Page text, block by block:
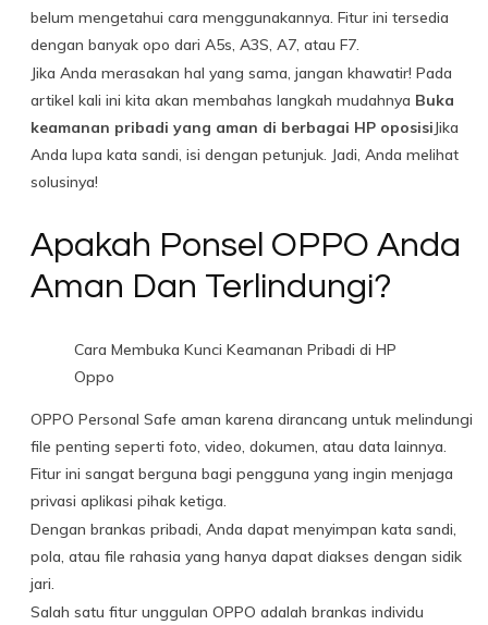
belum mengetahui cara menggunakannya. Fitur ini tersedia
dengan banyak opo dari A5s, A3S, A7, atau F7.
Jika Anda merasakan hal yang sama, jangan khawatir! Pada
artikel kali ini kita akan membahas langkah mudahnya Buka
keamanan pribadi yang aman di berbagai HP oposisiJika
Anda lupa kata sandi, isi dengan petunjuk. Jadi, Anda melihat
solusinya!
Apakah Ponsel OPPO Anda
Aman Dan Terlindungi?
Cara Membuka Kunci Keamanan Pribadi di HP
Oppo
OPPO Personal Safe aman karena dirancang untuk melindungi
file penting seperti foto, video, dokumen, atau data lainnya.
Fitur ini sangat berguna bagi pengguna yang ingin menjaga
privasi aplikasi pihak ketiga.
Dengan brankas pribadi, Anda dapat menyimpan kata sandi,
pola, atau file rahasia yang hanya dapat diakses dengan sidik
jari.
Salah satu fitur unggulan OPPO adalah brankas individu